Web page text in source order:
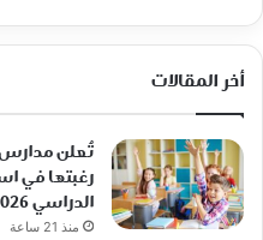
أخر المقالات
تُعلن مدارس
رغبتها في
الدراسي 2026–2027
منذ 21 ساعة